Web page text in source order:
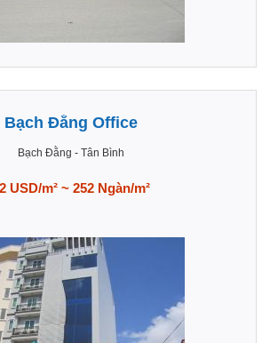
Bạch Đằng Office
Bạch Đằng - Tân Bình
USD/m² ~ 252 Ngàn/m²